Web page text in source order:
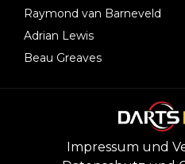
Raymond van Barneveld
Adrian Lewis
Beau Greaves
Impressum und